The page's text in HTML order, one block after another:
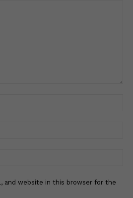
and website in this browser for the